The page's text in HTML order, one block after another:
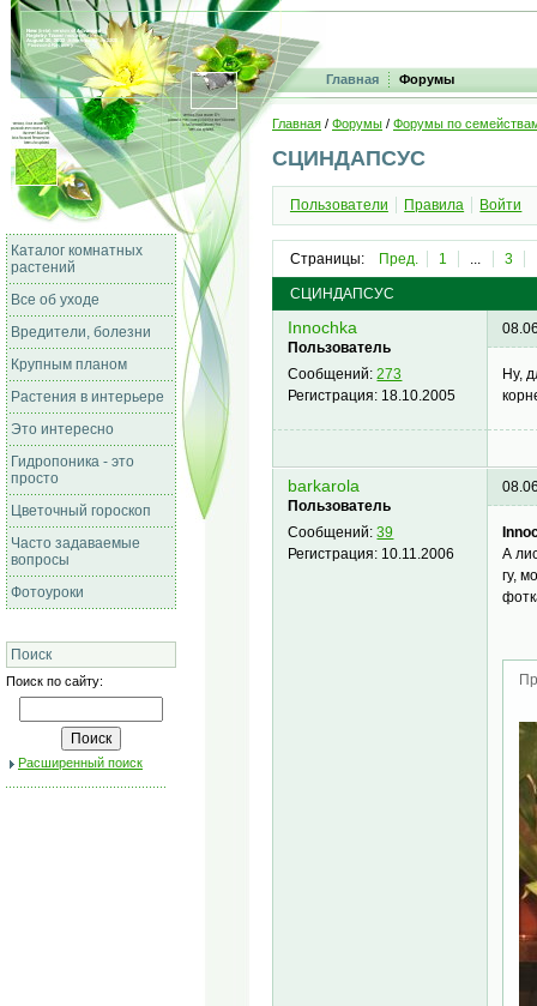
Главная Форумы
Каталог комнатных
растений
Все об уходе
Вредители, болезни
Крупным планом
Растения в интерьере
Это интересно
Гидропоника - это
просто
Цветочный гороскоп
Часто задаваемые
вопросы
Фотоуроки
Поиск
Поиск по сайту:
Расширенный поиск
Главная / Форумы / Форумы по
СЦИНДАПСУС
Пользователи Правила Войти
Страницы: Пред. 1 ... 3
СЦИНДАПСУС
Innochka
Пользователь
Сообщений:273
Регистрация: 18.10.2005
Ну,
barkarola
Пользователь
Сообщений:39
Регистрация: 10.11.2006
А
гу,